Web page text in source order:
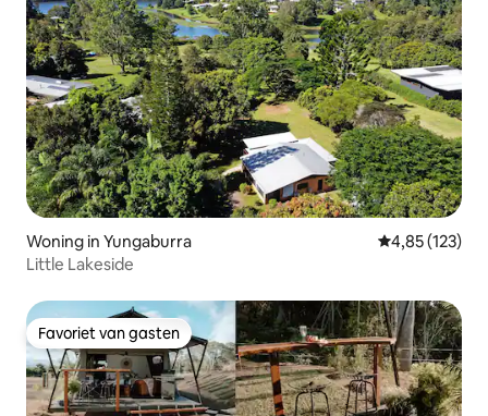
Woning in Yungaburra Gemiddelde
4,85 (123)
Little Lakeside
Favoriet van gasten
Favoriet van gasten